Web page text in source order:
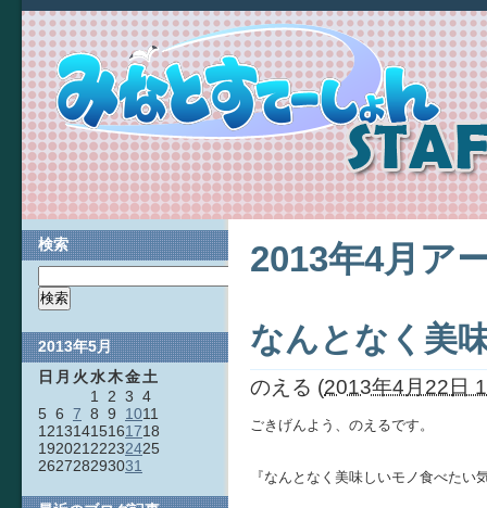
2013年4月ア
なんとなく美
のえる (2013年4月22日
ごきげんよう、のえるです。
『なんとなく美味しいモノ食べたい
検索
2013年5月
日 月 火水木金土
1
2 3 4
5 6 7 8 9 1011
12131415161718
192021 22232425
262728293031